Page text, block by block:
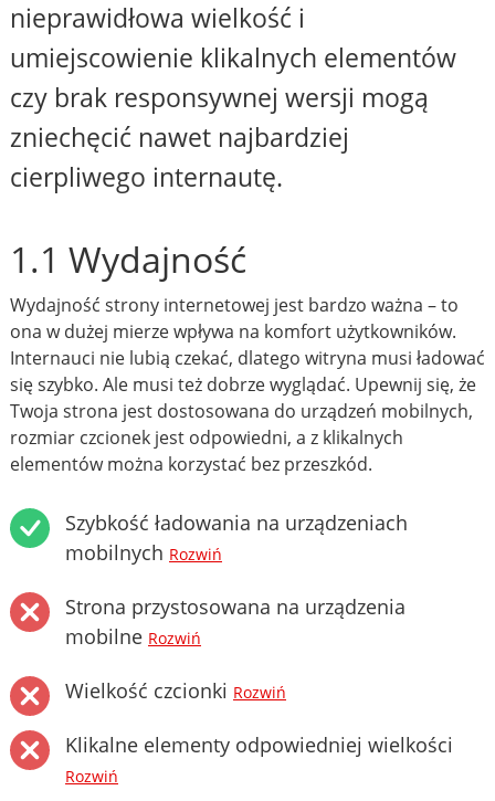
nieprawidłowa wielkość i
umiejscowienie klikalnych elementów
czy brak responsywnej wersji mogą
zniechęcić nawet najbardziej
cierpliwego internautę.
1.1 Wydajność
Wydajność strony internetowej jest bardzo ważna – to
ona w dużej mierze wpływa na komfort użytkowników.
Internauci nie lubią czekać, dlatego witryna musi ładować
się szybko. Ale musi też dobrze wyglądać. Upewnij się, że
Twoja strona jest dostosowana do urządzeń mobilnych,
rozmiar czcionek jest odpowiedni, a z klikalnych
elementów można korzystać bez przeszkód.
Szybkość ładowania na urządzeniach
mobilnych Rozwiń
Strona przystosowana na urządzenia
mobilne Rozwiń
Wielkość czcionki Rozwiń
Klikalne elementy odpowiedniej wielkości
Rozwiń